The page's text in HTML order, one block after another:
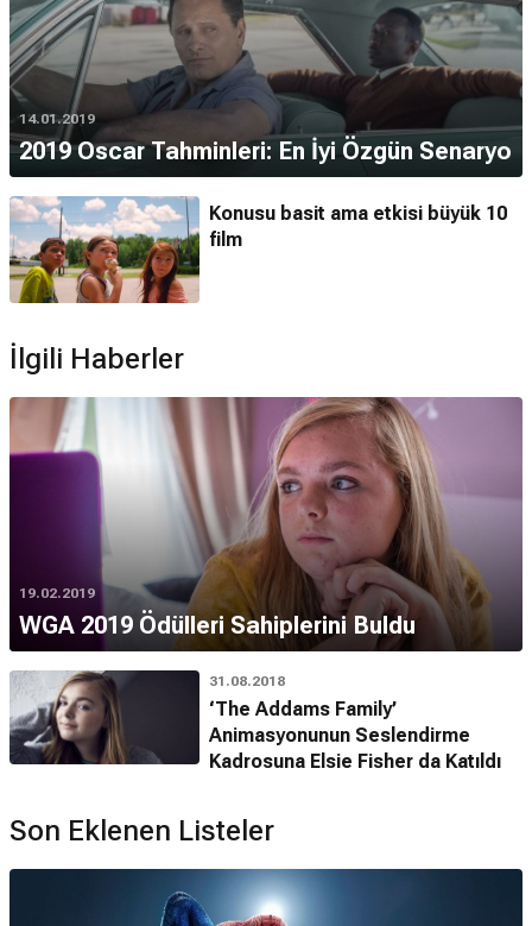
14.01.2019
2019 Oscar Tahminleri: En İyi Özgün Senaryo
Konusu basit ama etkisi büyük 10
film
İlgili Haberler
19.02.2019
WGA 2019 Ödülleri Sahiplerini Buldu
31.08.2018
‘The Addams Family’
Animasyonunun Seslendirme
Kadrosuna Elsie Fisher da Katıldı
Son Eklenen Listeler